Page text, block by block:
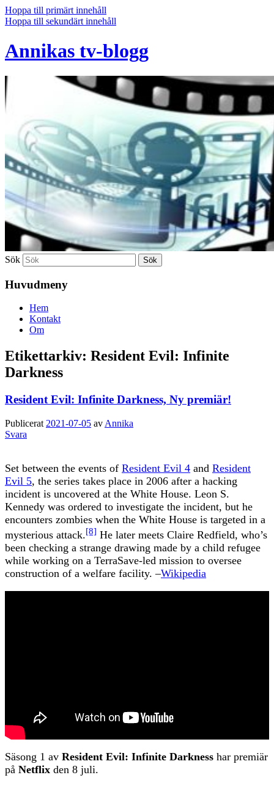
Hoppa till primärt innehåll
Hoppa till sekundärt innehåll
Annikas tv-blogg
Sök
Huvudmeny
Hem
Kontakt
Om
Etikettarkiv: Resident Evil: Infinite
Darkness
Resident Evil: Infinite Darkness, Ny premiär!
Publicerat 2021-07-05 av Annika
Svara
Set between the events of Resident Evil 4 and Resident
Evil 5, the series takes place in 2006 after a hacking
incident is uncovered at the White House. Leon S.
Kennedy was ordered to investigate the incident, but he
encounters zombies when the White House is targeted in a
mysterious attack.[8] He later meets Claire Redfield, who’s
been checking a strange drawing made by a child refugee
while working on a TerraSave-led mission to oversee
construction of a welfare facility. –Wikipedia
Säsong 1 av Resident Evil: Infinite Darkness har premiär
på Netflix den 8 juli.